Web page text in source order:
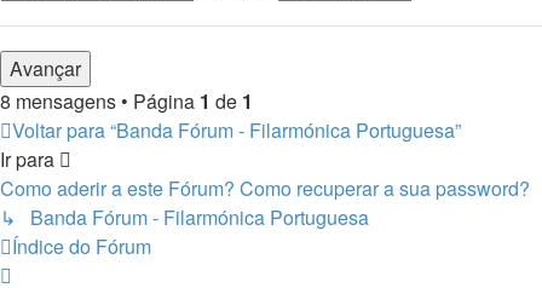
8 mensagens • Página 1 de 1
Voltar para “Banda Fórum - Filarmónica Portuguesa”
Ir para
Como aderir a este Fórum? Como recuperar a sua password?
↳ Banda Fórum - Filarmónica Portuguesa
Índice do Fórum